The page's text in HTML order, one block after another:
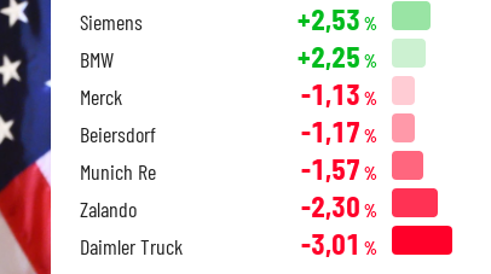
Siemens +2,53 %
BMW +2,25 %
Merck -1,13 %
Beiersdorf -1,17 %
Munich Re -1,57 %
Zalando -2,30 %
Daimler Truck -3,01 %